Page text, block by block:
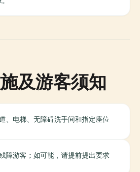
及游客须知
、电梯、无障碍洗手间和指定座位
障游客；如可能，请提前提出要求